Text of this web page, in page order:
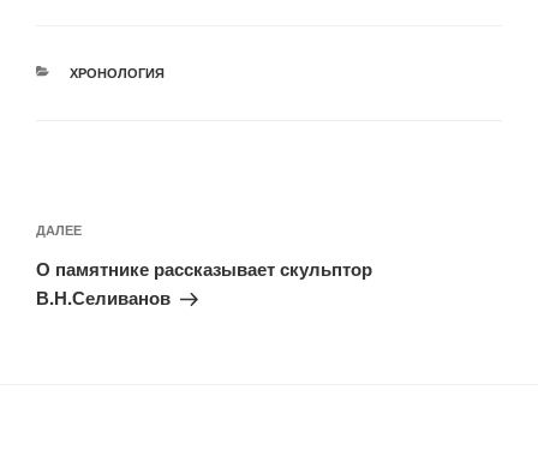
РУБРИКИ
ХРОНОЛОГИЯ
по
записям
Следующая
запись
ДАЛЕЕ
О памятнике рассказывает скульптор
В.Н.Селиванов